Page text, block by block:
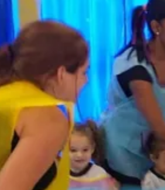
Parque Santa Luzia
Pirapora
Santana de
Vale do Sol Vila Barros Vila Boa Vista
Vila
Vila Márcia
Vila Nossa Sra. da